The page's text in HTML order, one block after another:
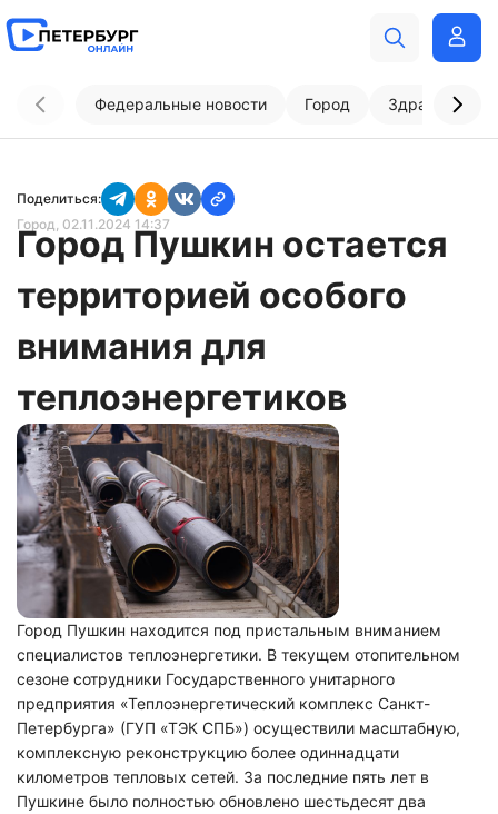
Федеральные новости Город
Поделиться:
Город, 02.11.2024 14:37
Город Пушкин остается
территорией особого
внимания для
теплоэнергетиков
Город Пушкин находится под пристальным вниманием
специалистов теплоэнергетики. В текущем отопительном
сезоне сотрудники Государственного унитарного
предприятия «Теплоэнергетический комплекс Санкт-
Петербурга» (ГУП «ТЭК СПБ») осуществили масштабную,
комплексную реконструкцию более одиннадцати
километров тепловых сетей. За последние пять лет в
Пушкине было полностью обновлено шестьдесят два